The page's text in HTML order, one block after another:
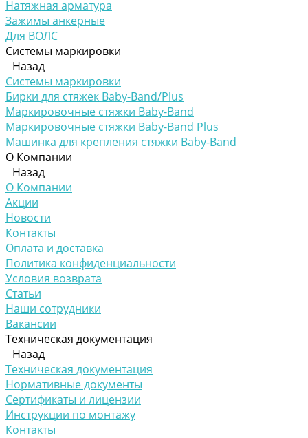
Натяжная арматура
Зажимы анкерные
Для ВОЛС
Системы маркировки
Назад
Системы маркировки
Бирки для стяжек Baby-Band/Plus
Маркировочные стяжки Baby-Band
Маркировочные стяжки Baby-Band Plus
Машинка для крепления стяжки Baby-Band
О Компании
Назад
О Компании
Акции
Новости
Контакты
Оплата и доставка
Политика конфиденциальности
Условия возврата
Статьи
Наши сотрудники
Вакансии
Техническая документация
Назад
Техническая документация
Нормативные документы
Сертификаты и лицензии
Инструкции по монтажу
Контакты